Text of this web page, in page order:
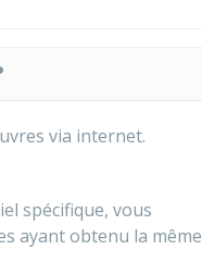
via internet.
spécifique, vous
ayant obtenu la même